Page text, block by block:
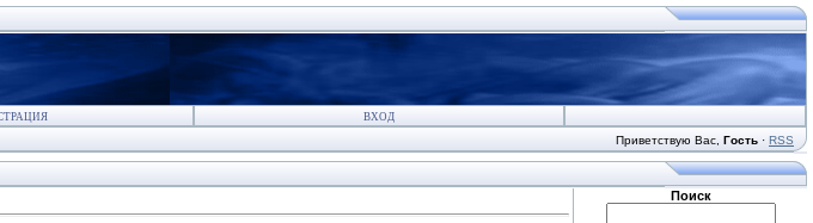
ВХОД
Приветствую Вас Гость · RSS
Поиск